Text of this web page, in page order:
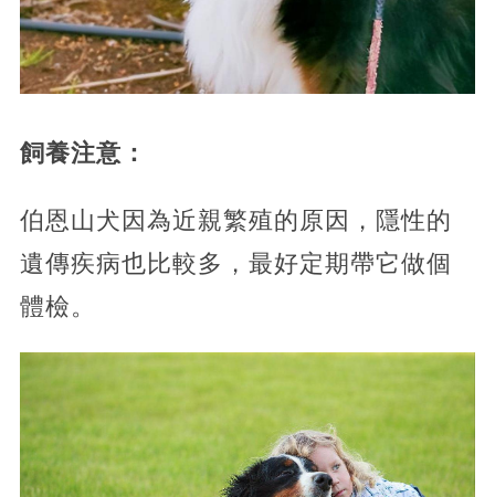
飼養注意：
伯恩山犬因為近親繁殖的原因，隱性的
遺傳疾病也比較多，最好定期帶它做個
體檢。